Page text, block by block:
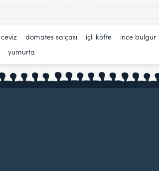
ceviz domates salçası içli köfte ince bulgur
yumurta